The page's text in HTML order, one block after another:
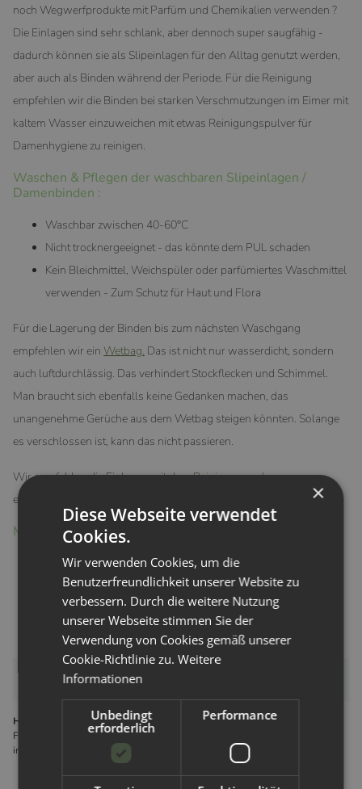
noch Wegwerfprodukte mit Parfüm und Chemikalien verwenden ?
Die Einlagen sind sehr schlank, aber dennoch super saugfähig -
dadurch können sie als Slipeinlagen für den Alltag genutzt werden,
aber auch als Binden während der Periode. Für die Reinigung
empfehlen wir die Binden bei starken Verschmutzungen im Eimer mit
kaltem Wasser einzuweichen mit etwas Reinigungspulver für
Damenhygiene zu reinigen.
Waschen & Pflegen der waschbaren Slipeinlagen /
Damenbinden :
Waschbar zwischen 40-60°C
Nicht trocknergeeignet - das könnte dem PUL schaden
Kein Bleichmittel, Weichspüler oder parfümiertes Waschmittel
verwenden - Zum Schutz für Haut und Flora
Für die Lagerung der Binden bis zum nächsten Waschgang
empfehlen wir ein Wetbag. Das ist nicht nur wasserdicht, sondern
auch luftdurchlässig. Das verhindert Stockflecken und Schimmel.
Man braucht sich ebenfalls keine Gedanken machen, das
unangenehme Gerüche aus dem Wetbag steigen könnten. Solange
es verschlossen ist, kann das nicht passieren.
Wir empfehlen die Einlagen mit demReinigungspulver
einzuweichen und anschließend in die 60° Wäsche dazuzugeben.
Material:
Außenschicht: PUL (wasserdicht)
Saugkern: 2 Lagen Mikrofaser
Innere Schicht am Körper: Bambuskohle
Bewertungen
Hersteller gemäß GPSR
Forx GmbH Gewerbering 14 8112 Wilkau-Haßlau Deutschland
info@hypf.de
×
Diese Webseite verwendet
Cookies.
Wir verwenden Cookies, um die
Benutzerfreundlichkeit unserer Website zu
verbessern. Durch die weitere Nutzung
unserer Webseite stimmen Sie der
Verwendung von Cookies gemäß unserer
Cookie-Richtlinie zu.Weitere
Informationen
Unbedingt
erforderlich
Performance